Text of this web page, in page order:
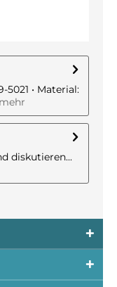
5021 • Material:
mehr
diskutieren...